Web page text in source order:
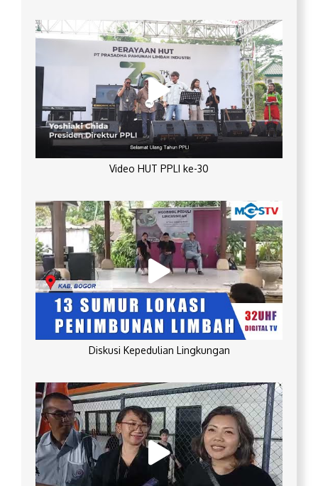
Video HUT PPLI ke-30
Diskusi Kepedulian Lingkungan